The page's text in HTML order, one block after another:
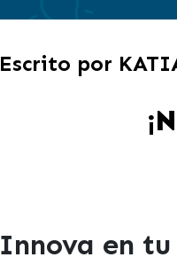
Escrito por
Innova en tu